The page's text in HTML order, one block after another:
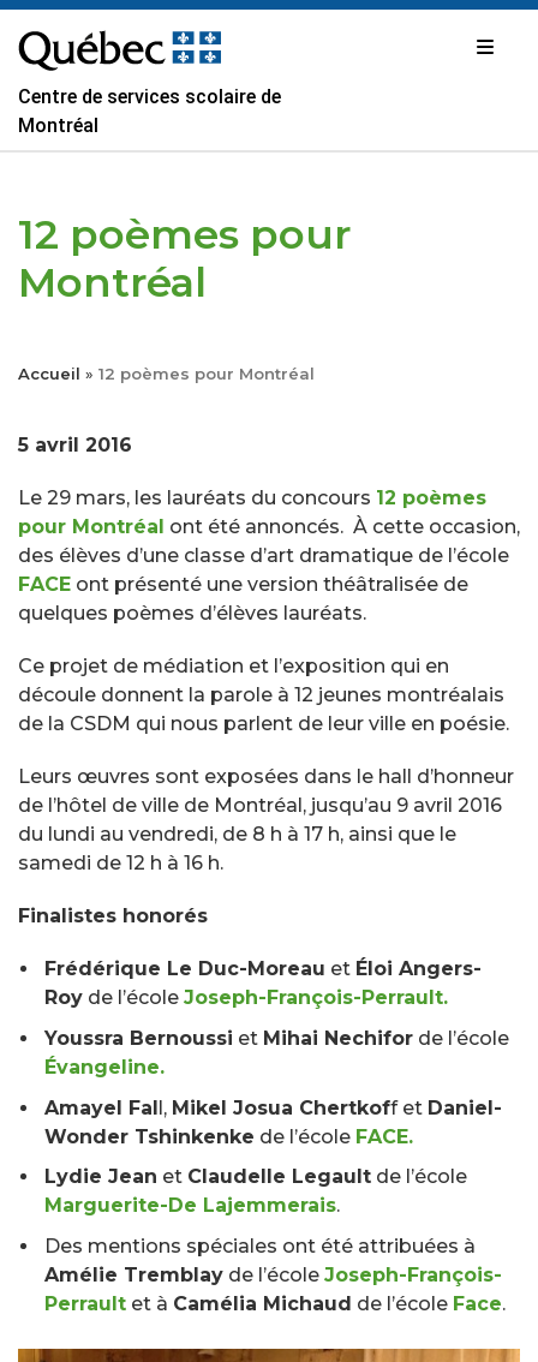
au
contenu
Centre de services scolaire de
Montréal
12 poèmes pour
Montréal
Accueil » 12 poèmes pour Montréal
5 avril 2016
Le 29 mars, les lauréats du concours 12 poèmes
pour Montréal ont été annoncés. À cette occasion,
des élèves d’une classe d’art dramatique de l’école
FACE ont présenté une version théâtralisée de
quelques poèmes d’élèves lauréats.
Ce projet de médiation et l’exposition qui en
découle donnent la parole à 12 jeunes montréalais
de la CSDM qui nous parlent de leur ville en poésie.
Leurs œuvres sont exposées dans le hall d’honneur
de l’hôtel de ville de Montréal, jusqu’au 9 avril 2016
du lundi au vendredi, de 8 h à 17 h, ainsi que le
samedi de 12 h à 16 h.
Finalistes honorés
Frédérique Le Duc-Moreau et Éloi Angers-
Roy de l’écoleJoseph-François-Perrault.
Youssra Bernoussi et Mihai Nechifor de l’école
Évangeline.
Amayel Fall, Mikel Josua Chertkoff et Daniel-
Wonder Tshinkenke de l’école FACE.
Lydie Jean et Claudelle Legault de l’école
Marguerite-De Lajemmerais.
Des mentions spéciales ont été attribuées à
Amélie Tremblay de l’écoleJoseph-François-
Perrault et à Camélia Michaud de l’école Face.